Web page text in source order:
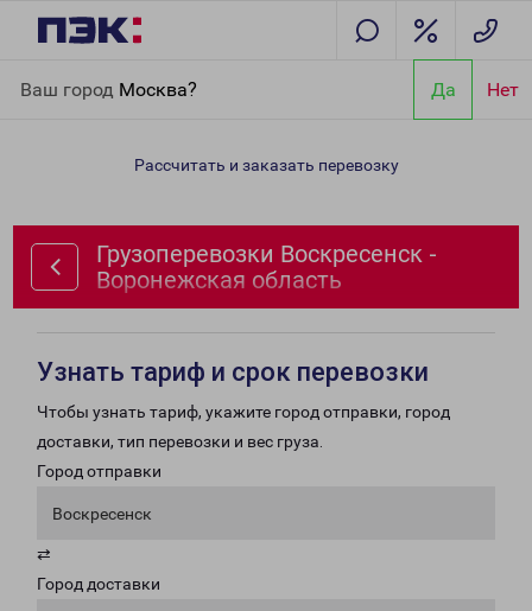
Ваш город Москва? Да Нет
Воронежская область
Рассчитать и заказать перевозку
Грузоперевозки Воскресенск -
Воронежская область
Узнать тариф и срок перевозки
Чтобы узнать тариф, укажите город отправки, город
доставки, тип перевозки и вес груза.
Город отправки
Воскресенск
⇄
Город доставки